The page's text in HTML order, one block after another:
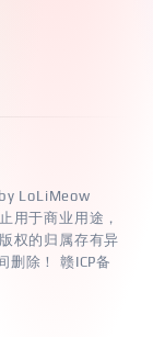
LoLiMeow
用于商业用途，
权的归属存有异
删除！ 赣ICP备